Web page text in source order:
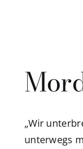
„Wir
unterwegs